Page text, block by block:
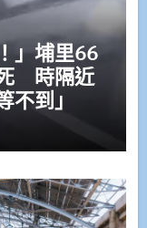
」埔里66
時隔近
到」